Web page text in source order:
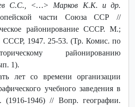
С.С., <…> Марков К.К. и др.
части Союза ССР //
районирование СССР. М.;
1947. 25-53. (Тр. Комис. по
районированию
1).
лет со времени организации
учебного заведения в
(1916-1946) // Вопр. географии.